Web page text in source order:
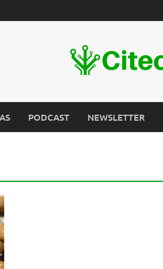
PODCAST NEWSLETTER